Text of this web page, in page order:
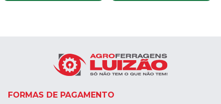
FORMAS DE PAGAMENTO